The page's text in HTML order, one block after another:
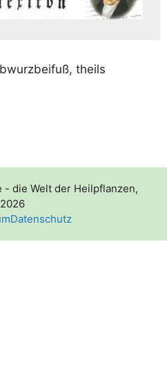
theils
die Welt der Heilpflanzen,
2026
Datenschutz